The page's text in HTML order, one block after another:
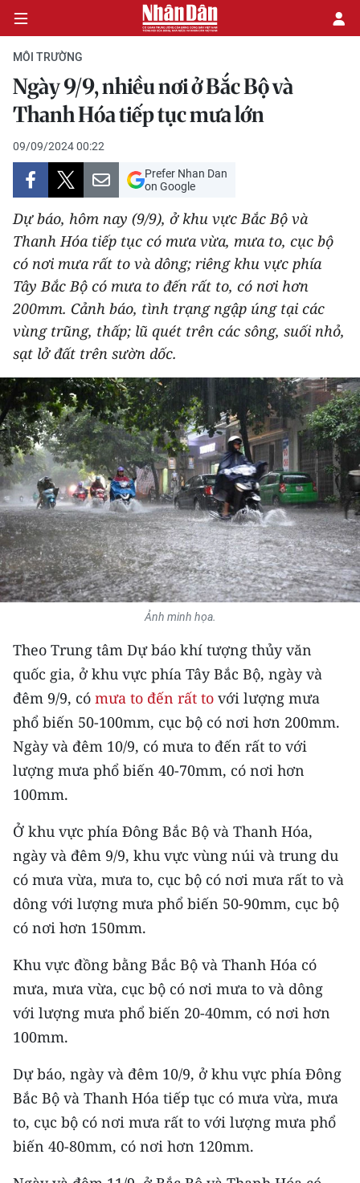
CHÍNH TRỊ
KINH TẾ
VĂN HÓA
XÃ HỘI
PHÁP LUẬT
DU LỊCH
THẾ GIỚI
THỂ THAO
GIÁO DỤC
Y TẾ
KHOA HỌC - CÔNG NGHỆ
MÔI TRƯỜNG
BẠN ĐỌC
KIỂM CHỨNG THÔNG TIN
TRI THỨC CHUYÊN SÂU
54 DÂN TỘC VIỆT NAM
CHƯƠNG TRÌNH OCOP - MỖI XÃ
MỘT SẢN PHẨM
RADIO
MEDIA CENTER
E-Magazine
Video
Media Kinh tế
Media Văn hóa
Media Pháp luật
Media Du lịch
Media Thế giới
MÔI TRƯỜNG
Ngày 9/9, nhiều nơi ở Bắc Bộ và
Thanh Hóa tiếp tục mưa lớn
09/09/2024 00:22
Prefer Nhan Dan
on Google
Dự báo, hôm nay (9/9), ở khu vực Bắc Bộ và
Thanh Hóa tiếp tục có mưa vừa, mưa to, cục bộ
có nơi mưa rất to và dông; riêng khu vực phía
Tây Bắc Bộ có mưa to đến rất to, có nơi hơn
200mm. Cảnh báo, tình trạng ngập úng tại các
vùng trũng, thấp; lũ quét trên các sông, suối nhỏ,
sạt lở đất trên sườn dốc.
Ảnh minh họa.
Theo Trung tâm Dự báo khí tượng thủy văn
quốc gia, ở khu vực phía Tây Bắc Bộ, ngày và
đêm 9/9, có mưa to đến rất to với lượng mưa
phổ biến 50-100mm, cục bộ có nơi hơn 200mm.
Ngày và đêm 10/9, có mưa to đến rất to với
lượng mưa phổ biến 40-70mm, có nơi hơn
100mm.
Ở khu vực phía Đông Bắc Bộ và Thanh Hóa,
ngày và đêm 9/9, khu vực vùng núi và trung du
có mưa vừa, mưa to, cục bộ có nơi mưa rất to và
dông với lượng mưa phổ biến 50-90mm, cục bộ
có nơi hơn 150mm.
Khu vực đồng bằng Bắc Bộ và Thanh Hóa có
mưa, mưa vừa, cục bộ có nơi mưa to và dông
với lượng mưa phổ biến 20-40mm, có nơi hơn
100mm.
Dự báo, ngày và đêm 10/9, ở khu vực phía Đông
Bắc Bộ và Thanh Hóa tiếp tục có mưa vừa, mưa
to, cục bộ có nơi mưa rất to với lượng mưa phổ
biến 40-80mm, có nơi hơn 120mm.